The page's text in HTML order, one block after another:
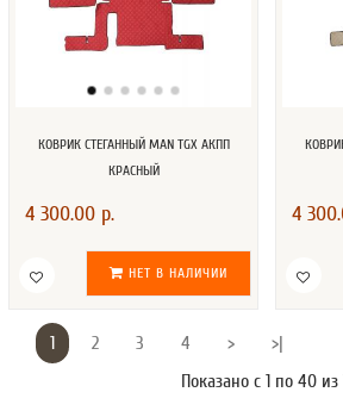
КОВРИК СТЕГАННЫЙ MAN TGX АКПП
КРАСНЫЙ
4 300.00 р.
НЕТ В НАЛИЧИИ
4
1 2 3 4 >
>|
Показано с 1 по 40